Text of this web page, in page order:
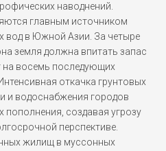
наводнений.
главным источником
вод в Южной Азии. За четыре
земля должна впитать запас
на восемь последующих
откачка грунтовых
и водоснабжения городов
пополнения, создавая угрозу
перспективе.
жилищ в муссонных